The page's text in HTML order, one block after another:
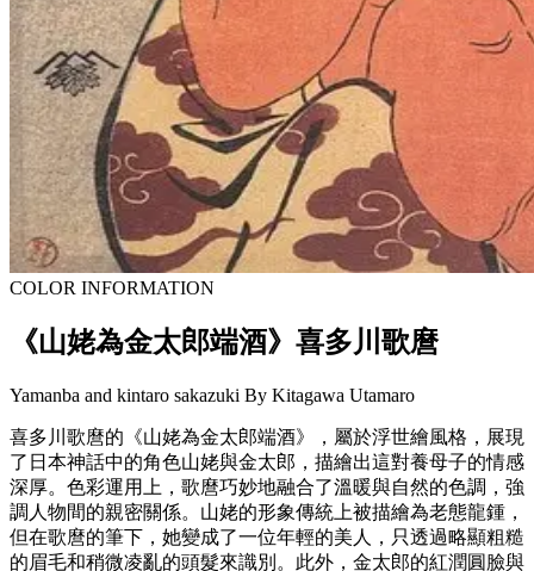
COLOR INFORMATION
《山姥為金太郎端酒》喜多川歌麿
Yamanba and kintaro sakazuki By Kitagawa Utamaro
喜多川歌麿的《山姥為金太郎端酒》，屬於浮世繪風格，展現
了日本神話中的角色山姥與金太郎，描繪出這對養母子的情感
深厚。色彩運用上，歌麿巧妙地融合了溫暖與自然的色調，強
調人物間的親密關係。山姥的形象傳統上被描繪為老態龍鍾，
但在歌麿的筆下，她變成了一位年輕的美人，只透過略顯粗糙
的眉毛和稍微凌亂的頭髮來識別。此外，金太郎的紅潤圓臉與